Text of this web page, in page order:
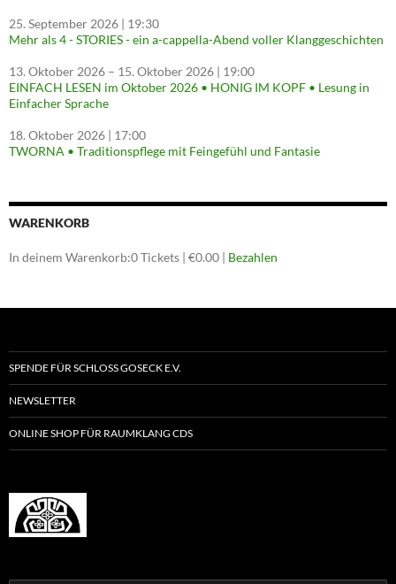
25. September 2026 | 19:30
Mehr als 4 - STORIES - ein a-cappella-Abend voller Klanggeschichten
13. Oktober 2026 – 15. Oktober 2026 | 19:00
EINFACH LESEN im Oktober 2026 • HONIG IM KOPF • Lesung in
Einfacher Sprache
18. Oktober 2026 | 17:00
TWORNA • Traditionspflege mit Feingefühl und Fantasie
WARENKORB
In deinem Warenkorb:0Tickets | €0.00 | Bezahlen
SPENDE FÜR SCHLOSS GOSECK E.V.
NEWSLETTER
ONLINE SHOP FÜR RAUMKLANG CDS